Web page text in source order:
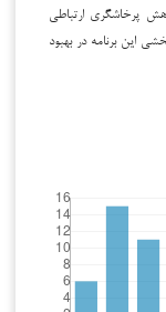
پرخاشگری ارتباطی
این برنامه در بهبود